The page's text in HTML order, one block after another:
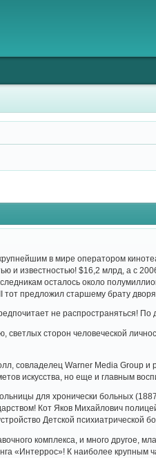
в мире оператором
и известностью! $16,2 млрд, а с
осталось около
предложил старшему брату
не распространяться!
сторон человеческой
совладелец Warner Media Group
искусства, но еще и главным
для хронически больных
Кот Яков Михайлович
Детской психиатрической
комплекса, и много другое,
«Интеррос»! К наиболее